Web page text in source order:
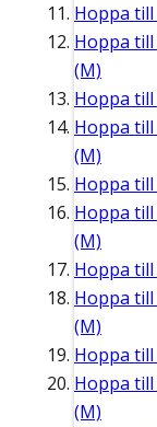
Hoppa till
Hoppa till
(M)
Hoppa till
Hoppa till
(M)
Hoppa till
Hoppa till
(M)
Hoppa till
Hoppa till
(M)
Hoppa till
Hoppa till
(M)